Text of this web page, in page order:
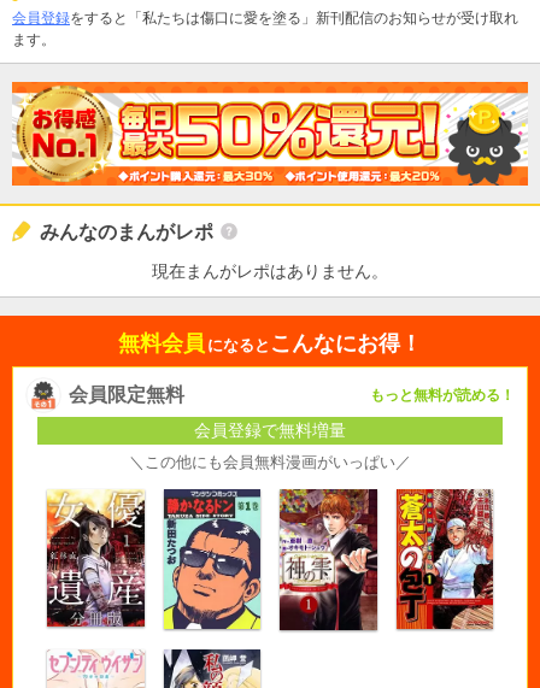
会員登録をすると「私たちは傷口に愛を塗る」新刊配信のお知らせが受け取れ
ます。
みんなのまんがレポ
現在まんがレポはありません。
無料会員 になると こんなにお得！
会員限定無料 もっと無料が読める！
会員登録で無料増量
＼この他にも会員無料漫画がいっぱい／